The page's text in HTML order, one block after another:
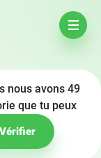
nous avons 49
que tu peux
Vérifier